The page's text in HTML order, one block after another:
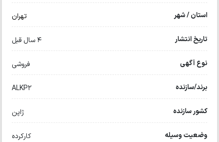
استان / شهر تهران
تاریخ انتشار 4 سال قبل
نوع آگهی فروشی
برند/سازنده ALKP2
کشور سازنده ژاپن
وضعیت وسیله کارکرده